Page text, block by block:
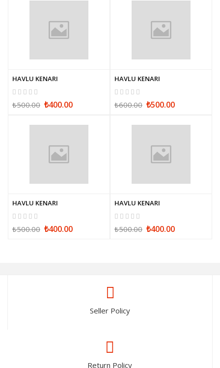
HAVLU KENARI
₺500.00 ₺400.00
HAVLU KENARI
₺600.00 ₺500.00
HAVLU KENARI
₺500.00 ₺400.00
HAVLU KENARI
₺500.00 ₺400.00
Seller Policy
Return Policy